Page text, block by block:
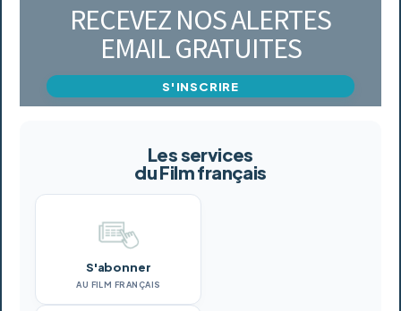
RECEVEZ NOS ALERTES
EMAIL GRATUITES
S'INSCRIRE
Les services
du Film français
S'abonner
AU FILM FRANÇAIS